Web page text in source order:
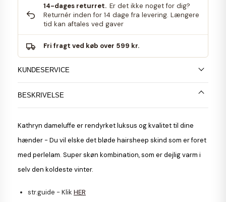
14-dages returret. Er det ikke noget for dig?
Returnér inden for 14 dage fra levering. Længere
tid kan aftales ved gaver
Fri fragt ved køb over 599 kr.
KUNDESERVICE
BESKRIVELSE
Kathryn dameluffe er rendyrket luksus og kvalitet til dine
hænder - Du vil elske det bløde hairsheep skind som er foret
med perlelam. Super skøn kombination, som er dejlig varm i
selv den koldeste vinter.
str.guide - Klik HER